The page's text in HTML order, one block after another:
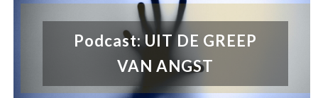
Podcast: UIT DE GREEP
VAN ANGST